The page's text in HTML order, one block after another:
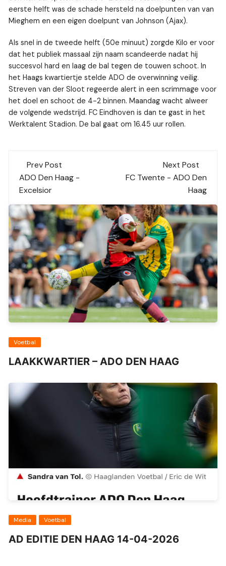
eerste helft was de schade hersteld na doelpunten van van
Mieghem en een eigen doelpunt van Johnson (Ajax).
Als snel in de tweede helft (50e minuut) zorgde Kilo er voor
dat het publiek massaal zijn naam scandeerde nadat hij
succesvol hard en laag de bal tegen de touwen schoot. In
het Haags kwartiertje stelde ADO de overwinning veilig.
Streven van der Sloot regeerde alert in een scrimmage voor
het doel en schoot de 4-2 binnen. Maandag wacht alweer
de volgende wedstrijd. FC Eindhoven is dan te gast in het
Werktalent Stadion. De bal gaat om 16.45 uur rollen.
navigation
Prev Post
ADO Den Haag -
Excelsior
Next Post
FC Twente - ADO Den
Haag
Voetbal
LAAKKWARTIER – ADO DEN HAAG
Media Voetbal
AD EDITIE DEN HAAG 14-04-2026